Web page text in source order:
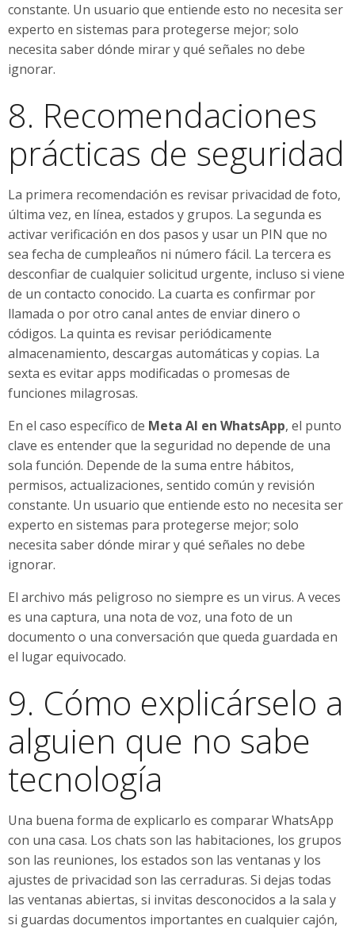
constante. Un usuario que entiende esto no necesita ser
experto en sistemas para protegerse mejor; solo
necesita saber dónde mirar y qué señales no debe
ignorar.
8. Recomendaciones
prácticas de seguridad
La primera recomendación es revisar privacidad de foto,
última vez, en línea, estados y grupos. La segunda es
activar verificación en dos pasos y usar un PIN que no
sea fecha de cumpleaños ni número fácil. La tercera es
desconfiar de cualquier solicitud urgente, incluso si viene
de un contacto conocido. La cuarta es confirmar por
llamada o por otro canal antes de enviar dinero o
códigos. La quinta es revisar periódicamente
almacenamiento, descargas automáticas y copias. La
sexta es evitar apps modificadas o promesas de
funciones milagrosas.
En el caso específico de Meta AI en WhatsApp, el punto
clave es entender que la seguridad no depende de una
sola función. Depende de la suma entre hábitos,
permisos, actualizaciones, sentido común y revisión
constante. Un usuario que entiende esto no necesita ser
experto en sistemas para protegerse mejor; solo
necesita saber dónde mirar y qué señales no debe
ignorar.
El archivo más peligroso no siempre es un virus. A veces
es una captura, una nota de voz, una foto de un
documento o una conversación que queda guardada en
el lugar equivocado.
9. Cómo explicárselo a
alguien que no sabe
tecnología
Una buena forma de explicarlo es comparar WhatsApp
con una casa. Los chats son las habitaciones, los grupos
son las reuniones, los estados son las ventanas y los
ajustes de privacidad son las cerraduras. Si dejas todas
las ventanas abiertas, si invitas desconocidos a la sala y
si guardas documentos importantes en cualquier cajón,